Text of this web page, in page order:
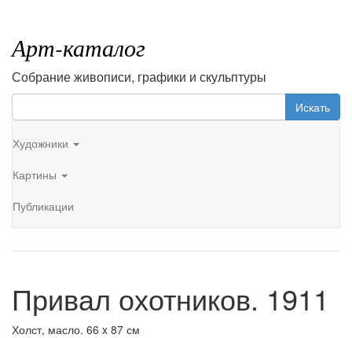
Арт-каталог
Собрание живописи, графики и скульптуры
Искать
Художники
Картины
Публикации
Привал охотников. 1911
Холст, масло. 66 x 87 см